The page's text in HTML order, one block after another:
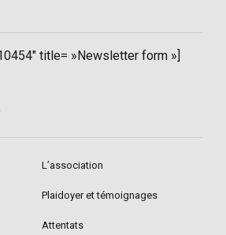
title= »Newsletter form »]
L’association
Plaidoyer et témoignages
Attentats